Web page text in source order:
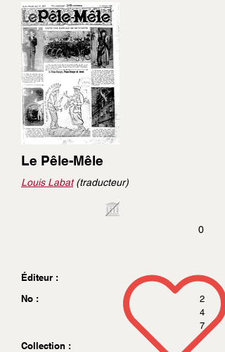
Le Pêle-Mêle
Louis Labat(traducteur)
0
Éditeur :
No :
2
4
7
Collection :